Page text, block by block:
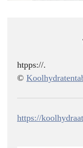
htpps://.
©
https://